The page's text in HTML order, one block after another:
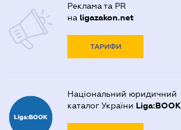
Реклама та PR
на ligazakon.net
ТАРИФИ
Національний юридичний
каталог України Liga:BOOK